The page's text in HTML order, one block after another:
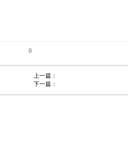
0
上一篇：
下一篇：